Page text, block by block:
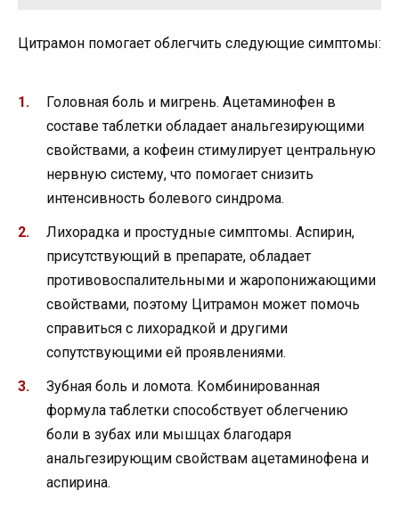
Цитрамон помогает облегчить следующие симптомы:
Головная боль и мигрень. Ацетаминофен в
составе таблетки обладает анальгезирующими
свойствами, а кофеин стимулирует центральную
нервную систему, что помогает снизить
интенсивность болевого синдрома.
Лихорадка и простудные симптомы. Аспирин,
присутствующий в препарате, обладает
противовоспалительными и жаропонижающими
свойствами, поэтому Цитрамон может помочь
справиться с лихорадкой и другими
сопутствующими ей проявлениями.
Зубная боль и ломота. Комбинированная
формула таблетки способствует облегчению
боли в зубах или мышцах благодаря
анальгезирующим свойствам ацетаминофена и
аспирина.